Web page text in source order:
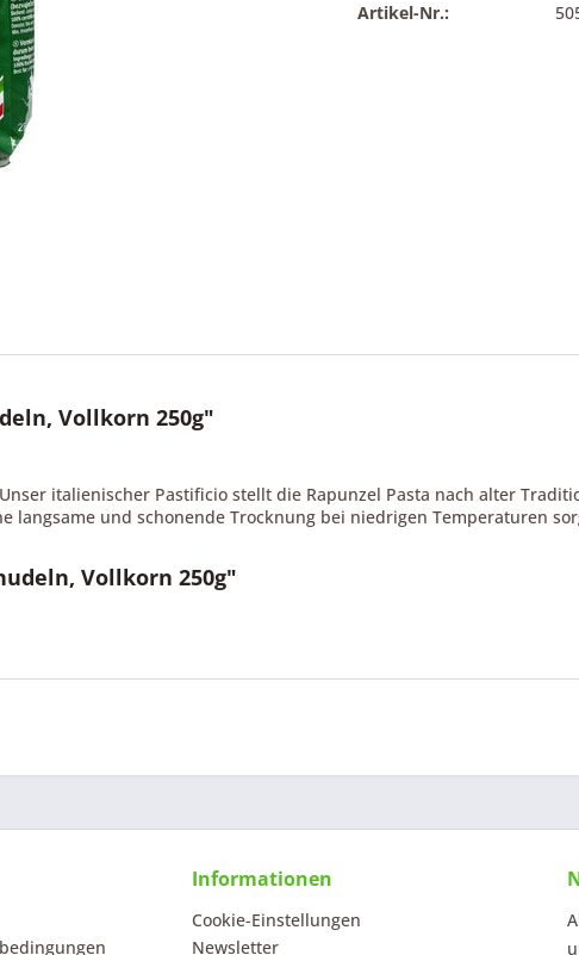
Artikel-Nr.:
Vollkorn 250g"
italienischer Pastificio stellt die Rapunzel Pasta nach alter
langsame und schonende Trocknung bei niedrigen Temperaturen
Vollkorn 250g"
Informationen
Cookie-Einstellungen
Newsletter